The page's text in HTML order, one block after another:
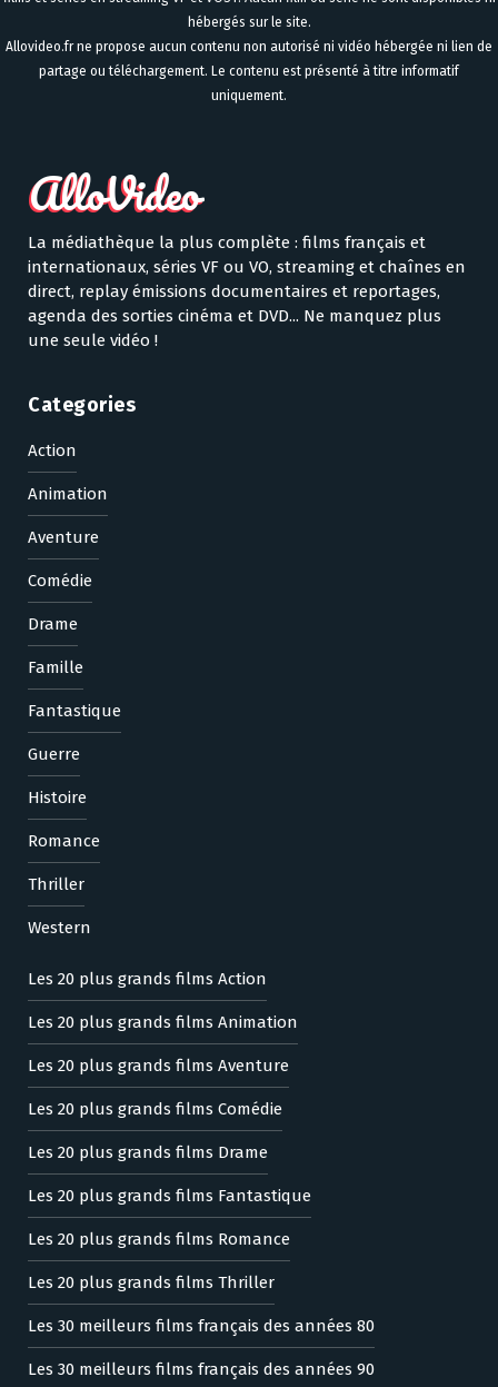
hébergés sur le site.
Allovideo.fr ne propose aucun contenu non autorisé ni vidéo hébergée ni lien de
partage ou téléchargement. Le contenu est présenté à titre informatif
uniquement.
La médiathèque la plus complète : films français et
internationaux, séries VF ou VO, streaming et chaînes en
direct, replay émissions documentaires et reportages,
agenda des sorties cinéma et DVD... Ne manquez plus
une seule vidéo !
Categories
Action
Animation
Aventure
Comédie
Drame
Famille
Fantastique
Guerre
Histoire
Romance
Thriller
Western
Les 20 plus grands films Action
Les 20 plus grands films Animation
Les 20 plus grands films Aventure
Les 20 plus grands films Comédie
Les 20 plus grands films Drame
Les 20 plus grands films Fantastique
Les 20 plus grands films Romance
Les 20 plus grands films Thriller
Les 30 meilleurs films français des années 80
Les 30 meilleurs films français des années 90